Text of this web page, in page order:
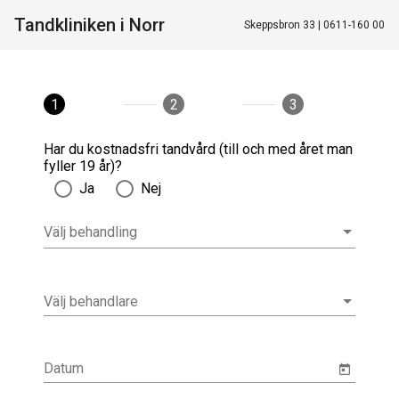
Tandkliniken i Norr Skeppsbron 33 | 0611-160 00
1 2 3
Har du kostnadsfri tandvård (till och med året man
fyller 19 år)?
Ja
Nej
Välj behandling
Välj behandling
Välj behandlare
Välj behandlare
Datum